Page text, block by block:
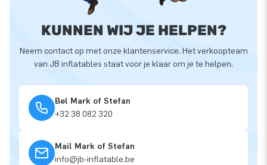
KUNNEN WIJ JE HELPEN?
Neem contact op met onze klantenservice. Het verkoopteam
van JB inflatables staat voor je klaar om je te helpen.
Bel Mark of Stefan
+32 38 082 320
Mail Mark of Stefan
info@jb-inflatable.be